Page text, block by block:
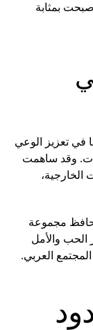
بمثابة
في تعزيز الوعي
وقد ساهمت
الخارجية،
حافظ مجموعة
الحب والأمل
العربي.